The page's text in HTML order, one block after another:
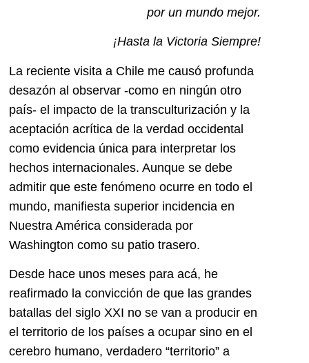
por un mundo mejor.
¡Hasta la Victoria Siempre!
La reciente visita a Chile me causó profunda
desazón al observar -como en ningún otro
país- el impacto de la transculturización y la
aceptación acrítica de la verdad occidental
como evidencia única para interpretar los
hechos internacionales. Aunque se debe
admitir que este fenómeno ocurre en todo el
mundo, manifiesta superior incidencia en
Nuestra América considerada por
Washington como su patio trasero.
Desde hace unos meses para acá, he
reafirmado la convicción de que las grandes
batallas del siglo XXI no se van a producir en
el territorio de los países a ocupar sino en el
cerebro humano, verdadero “territorio” a